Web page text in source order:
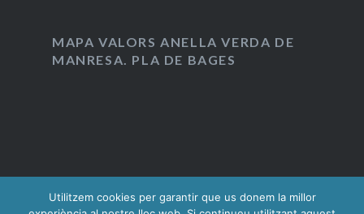
MAPA VALORS ANELLA VERDA DE
MANRESA. PLA DE BAGES
Utilitzem cookies per garantir que us donem la millor